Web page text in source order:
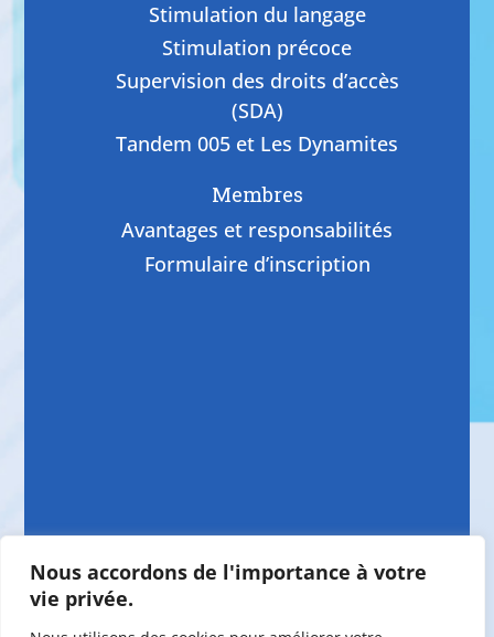
Nous accordons de l'importance à votre
vie privée.
Stimulation du langage
Stimulation précoce
Supervision des droits d’accès
(SDA)
Tandem 005 et Les Dynamites
Membres
Avantages et responsabilités
Formulaire d’inscription